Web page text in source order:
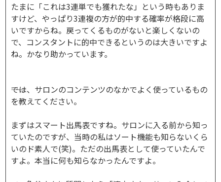
たまに「これは3連単でも獲れたな」という時もありま
すけど、やっぱり3連複の方が的中する確率が格段に高
いですからね。戻ってくるものがないと楽しくないの
で、コンスタントに的中できるというのは大きいですよ
ね。かなり助かっています。
――では、サロンのコンテンツのなかでよく使っているもの
を教えてください。
まずはスマート出馬表ですね。サロンに入る前から知っ
ていたのですが、当時の私はソート機能も知らないくら
いのド素人で(笑)。ただの出馬表として使っていたんで
すよ。本当に何も知らなかったんですよ。